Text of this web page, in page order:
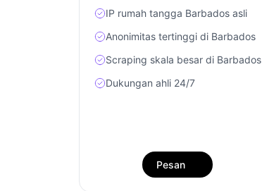
IP rumah tangga Barbados asli
Anonimitas tertinggi di Barbados
Scraping skala besar di Barbados
Dukungan ahli 24/7
Pesan